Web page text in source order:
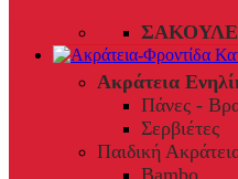
Ακράτεια
Πάνες -
Σερβιέτες
Παιδική